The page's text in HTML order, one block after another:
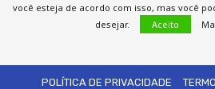
POLÍTICA DE PRIVACIDADE
você esteja de acordo com isso, mas você
desejar.
Aceito